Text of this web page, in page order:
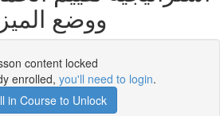
ووضع
content locked
enrolled, you'll need to login.
in Course to Unlock